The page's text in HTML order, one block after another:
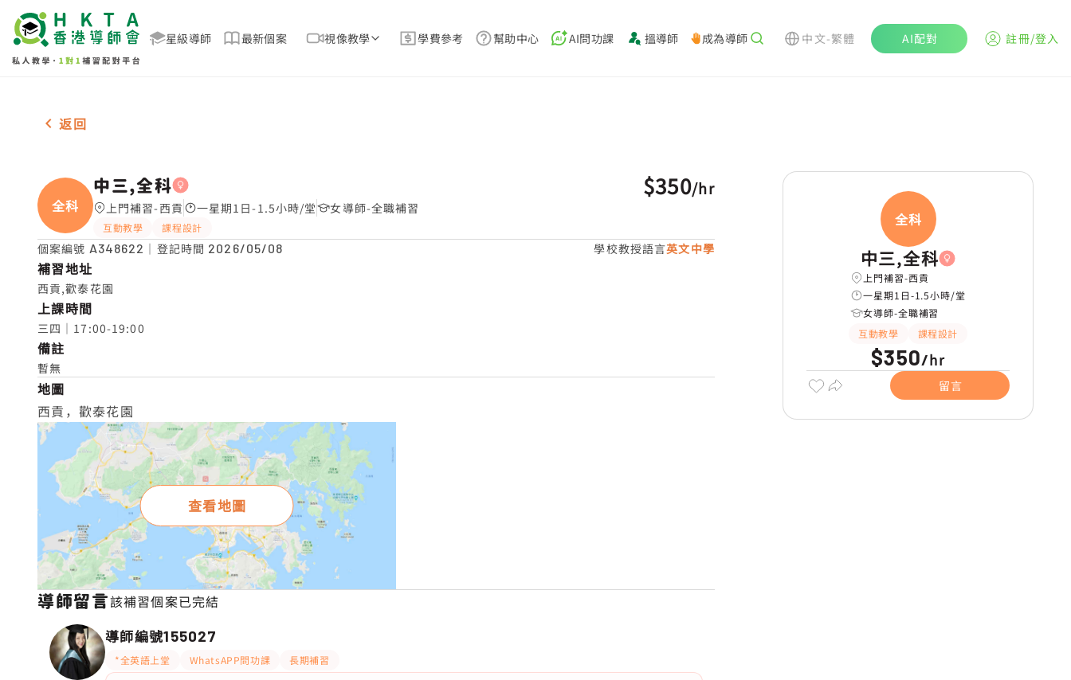
星級導師 最新個案 視像教學 學費參考 幫助中心 AI問功課 搵導師 成為導師 中文-繁體 AI配對 註冊/登入
女-1名 中三,全科，西貢 補習推介
返回
全科
中三,全科
上門補習-西貢 一星期1日-1.5小時/堂 女導師-全職補習
互動教學 課程設計
$350/hr
個案編號 A348622 ｜登記時間 2026/05/08 學校教授語言英文中學
補習地址
西貢,歡泰花園
上課時間
三四｜17:00-19:00
備註
暫無
地圖
西貢，歡泰花園
查看地圖
導師留言該補習個案已完結
導師編號155027
*全英語上堂 WhatsAPP問功課 長期補習
全科
中三,全科
上門補習-西貢
一星期1日-1.5小時/堂
女導師-全職補習
互動教學
課程設計
$350/hr
留言